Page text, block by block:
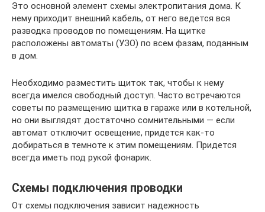
Это основной элемент схемы электропитания дома. К
нему приходит внешний кабель, от него ведется вся
разводка проводов по помещениям. На щитке
расположены автоматы (УЗО) по всем фазам, поданным
в дом.
Необходимо разместить щиток так, чтобы к нему
всегда имелся свободный доступ. Часто встречаются
советы по размещению щитка в гараже или в котельной,
но они выглядят достаточно сомнительными — если
автомат отключит освещение, придется как-то
добираться в темноте к этим помещениям. Придется
всегда иметь под рукой фонарик.
Схемы подключения проводки
От схемы подключения зависит надежность